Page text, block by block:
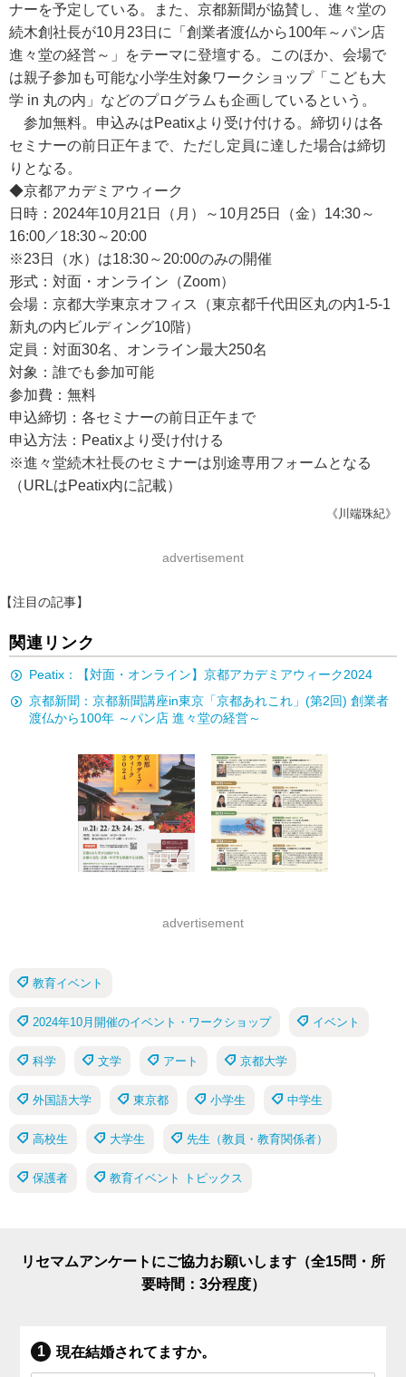
ナーを予定している。また、京都新聞が協賛し、進々堂の
続木創社長が10月23日に「創業者渡仏から100年～パン店
進々堂の経営～」をテーマに登壇する。このほか、会場で
は親子参加も可能な小学生対象ワークショップ「こども大
学 in 丸の内」などのプログラムも企画しているという。
参加無料。申込みはPeatixより受け付ける。締切りは各
セミナーの前日正午まで、ただし定員に達した場合は締切
りとなる。
◆京都アカデミアウィーク
日時：2024年10月21日（月）～10月25日（金）14:30～
16:00／18:30～20:00
※23日（水）は18:30～20:00のみの開催
形式：対面・オンライン（Zoom）
会場：京都大学東京オフィス（東京都千代田区丸の内1-5-1
新丸の内ビルディング10階）
定員：対面30名、オンライン最大250名
対象：誰でも参加可能
参加費：無料
申込締切：各セミナーの前日正午まで
申込方法：Peatixより受け付ける
※進々堂続木社長のセミナーは別途専用フォームとなる
（URLはPeatix内に記載）
《川端珠紀》
advertisement
【注目の記事】
関連リンク
Peatix：【対面・オンライン】京都アカデミアウィーク2024
京都新聞：京都新聞講座in東京「京都あれこれ」(第2回) 創業者
渡仏から100年 ～パン店 進々堂の経営～
advertisement
教育イベント
2024年10月開催のイベント・ワークショップ イベント
科学 文学 アート 京都大学
外国語大学 東京都 小学生 中学生
高校生 大学生 先生（教員・教育関係者）
保護者 教育イベント トピックス
リセマムアンケートにご協力お願いします（全15問・所
要時間：3分程度）
現在結婚されてますか。